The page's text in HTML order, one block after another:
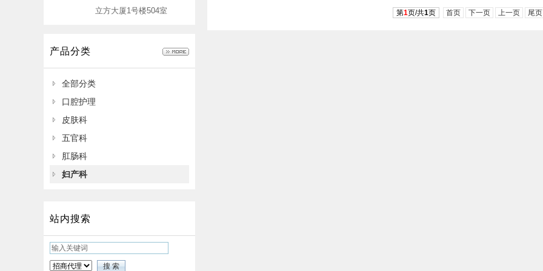
立方大厦1号楼504室
产品分类
全部分类
口腔护理
皮肤科
五官科
肛肠科
妇产科
站内搜索
第1页/共1页 首页 下一页 上一页 尾